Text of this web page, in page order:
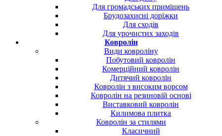
Для громадських приміщень
Брудозахисні доріжки
Для сходів
Для урочистих заходів
Ковролін
Види ковроліну
Побутовий ковролін
Комерційний ковролін
Дитячий ковролін
Ковролін з високим ворсом
Ковролін на резиновій основі
Виставковий ковролін
Килимова плитка
Ковролін за стилями
Класичний